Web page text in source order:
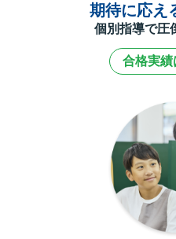
期待に応え
個別指導で圧
合格実績